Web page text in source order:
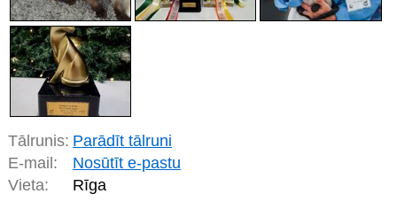
Tālrunis: Parādīt tālruni
E-mail:
Nosūtīt e-pastu
Vieta:
Rīga